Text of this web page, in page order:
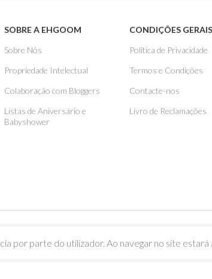
SOBRE A EHGOOM
Sobre Nós
Propriedade Intelectual
Colaboração com Bloggers
Listas de Aniversário e
Babyshower
CONDIÇÕES GERAIS
Politica de Privacidade
Termos e Condições
Contacte-nos
Livro de Reclamações
por parte do utilizador. Ao navegar no site estará